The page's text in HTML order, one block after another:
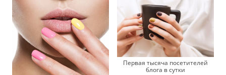
Первая тысяча посетителей
блога в сутки